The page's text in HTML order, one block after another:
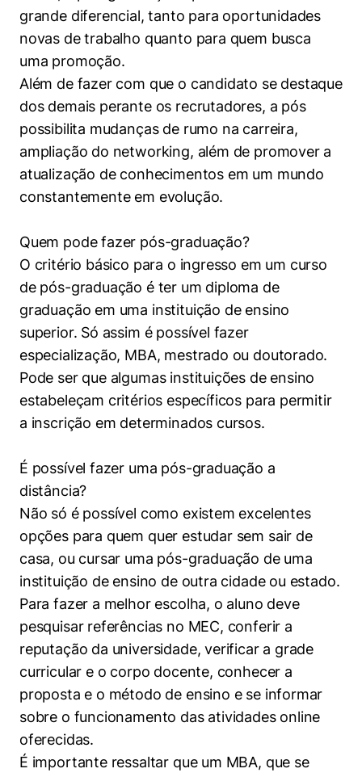
grande diferencial, tanto para oportunidades
novas de trabalho quanto para quem busca
uma promoção.
Além de fazer com que o candidato se destaque
dos demais perante os recrutadores, a pós
possibilita mudanças de rumo na carreira,
ampliação do networking, além de promover a
atualização de conhecimentos em um mundo
constantemente em evolução.
Quem pode fazer pós-graduação?
O critério básico para o ingresso em um curso
de pós-graduação é ter um diploma de
graduação em uma instituição de ensino
superior. Só assim é possível fazer
especialização, MBA, mestrado ou doutorado.
Pode ser que algumas instituições de ensino
estabeleçam critérios específicos para permitir
a inscrição em determinados cursos.
É possível fazer uma pós-graduação a
distância?
Não só é possível como existem excelentes
opções para quem quer estudar sem sair de
casa, ou cursar uma pós-graduação de uma
instituição de ensino de outra cidade ou estado.
Para fazer a melhor escolha, o aluno deve
pesquisar referências no MEC, conferir a
reputação da universidade, verificar a grade
curricular e o corpo docente, conhecer a
proposta e o método de ensino e se informar
sobre o funcionamento das atividades online
oferecidas.
É importante ressaltar que um MBA, que se